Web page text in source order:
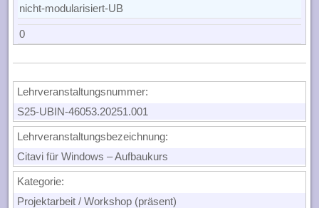
nicht-modularisiert-UB
0
Lehrveranstaltungsnummer:
S25-UBIN-46053.20251.001
Lehrveranstaltungsbezeichnung:
Citavi für Windows – Aufbaukurs
Kategorie:
Projektarbeit / Workshop (präsent)